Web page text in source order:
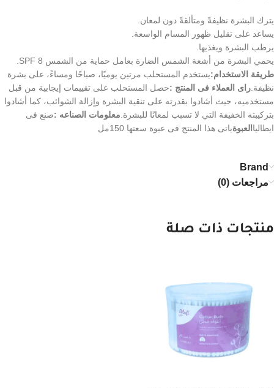
يترك البشرة نظيفةً ومتألقةً دون لمعان.
يساعد على تقليل ظهور المسام الواسعة.
يرطب البشرة ويغذيها.
يحمي البشرة من أشعة الشمس الضارة بعامل حماية من الشمس SPF 8.
طريقة الاستخدام:يستخدم المستحلب مرتين يوميًا، صباحًا ومساءً، على بشرة
نظيفة. راى العملاء فى المنتج :حصل المستحلب على تقييمات إيجابية من قبل
مستخدميه، حيث أشادوا بقدرته على تنقية البشرة وإزالة الشوائب، كما أشادوا
بتركيبته الخفيفة التي لا تسبب لمعانًا للبشرة. معلومات الصناعه :صنع فى
ايطاليا العبوةياتى هذا المنتج فى عبوة سعتها 150مل
Brand
مراجعات (0)
منتجات ذات صلة